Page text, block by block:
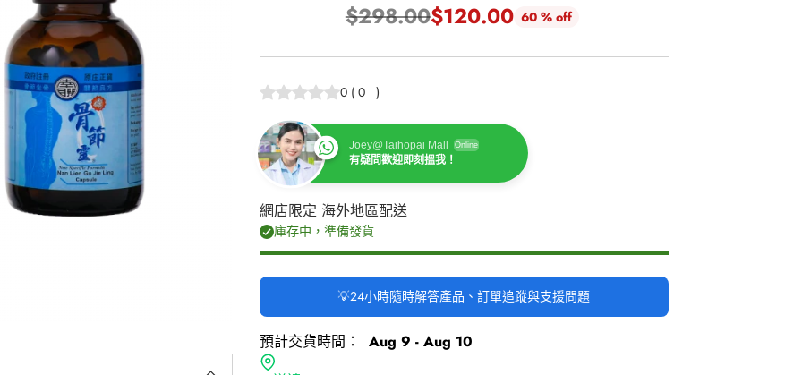
正
常
價
格
$298.00$120.00 60 % off
0 ( 0 )
Joey@Taihopai Mall Online
有疑問歡迎即刻搵我！
網店限定 海外地區配送
庫存中，準備發貨
💡24小時隨時解答產品、訂單追蹤與支援問題
預計交貨時間：
Aug 9 - Aug 10